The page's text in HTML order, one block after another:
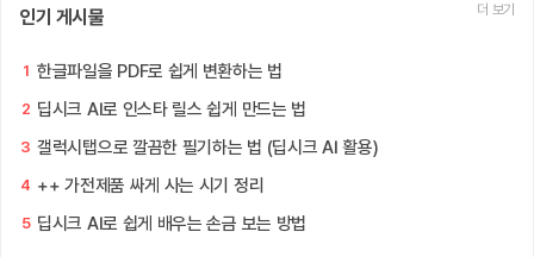
인기 게시물 더 보기
1 한글파일을 PDF로 쉽게 변환하는 법
2 딥시크 AI로 인스타 릴스 쉽게 만드는 법
3 갤럭시탭으로 깔끔한 필기하는 법 (딥시크 AI 활용)
4 ++ 가전제품 싸게 사는 시기 정리
5 딥시크 AI로 쉽게 배우는 손금 보는 방법